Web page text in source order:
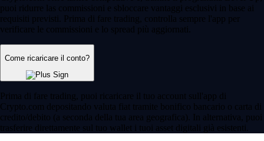
puoi ridurre las commissioni e sbloccare vantaggi esclusivi in base ai
requisiti previsti. Prima di fare trading, controlla sempre l'app per
verificare le commissioni e lo spread più aggiornati.
Come ricaricare il conto?
Prima di fare trading, puoi ricaricare il tuo account sull'app di
Crypto.com depositando valuta fiat tramite bonifico bancario o carta di
credito/debito (a seconda della tua area geografica). In alternativa, puoi
trasferire direttamente sul tuo wallet i tuoi asset digitali già esistenti.